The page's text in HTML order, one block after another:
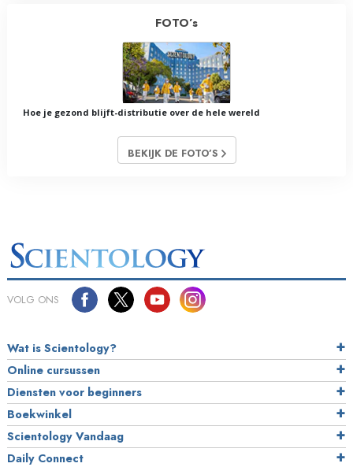
FOTO’s
Hoe je gezond blijft-distributie over de hele wereld
BEKIJK DE FOTO’S
VOLG ONS
Wat is Scientology?
Online cursussen
Diensten voor beginners
Boekwinkel
Scientology Vandaag
Daily Connect